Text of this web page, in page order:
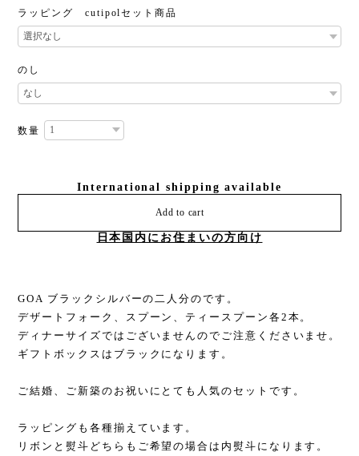
ラッピング cutipolセット商品
のし
数量
International shipping available
Add to cart
日本国内にお住まいの方向け
GOA ブラックシルバーの二人分のです。
デザートフォーク、スプーン、ティースプーン各2本。
ディナーサイズではございませんのでご注意くださいませ。
ギフトボックスはブラックになります。
ご結婚、ご新築のお祝いにとても人気のセットです。
ラッピングも各種揃えています。
リボンと熨斗どちらもご希望の場合は内熨斗になります。